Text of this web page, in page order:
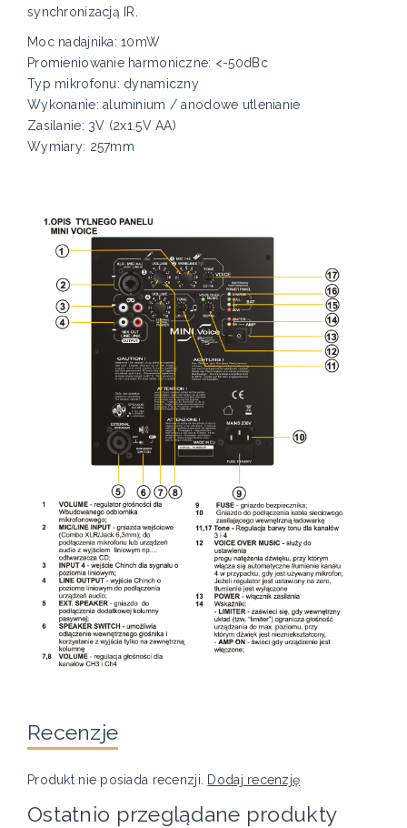
synchronizacją IR.
Moc nadajnika: 10mW
Promieniowanie harmoniczne: <-50dBc
Typ mikrofonu: dynamiczny
Wykonanie: aluminium / anodowe utlenianie
Zasilanie: 3V (2x1.5V AA)
Wymiary: 257mm
Recenzje
Produkt nie posiada recenzji. Dodaj recenzję
Ostatnio przeglądane produkty